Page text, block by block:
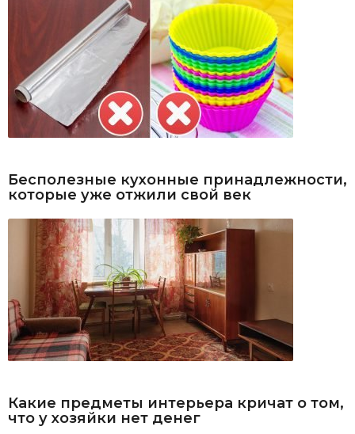
Бесполезные кухонные принадлежности,
которые уже отжили свой век
Какие предметы интерьера кричат о том,
что у хозяйки нет денег